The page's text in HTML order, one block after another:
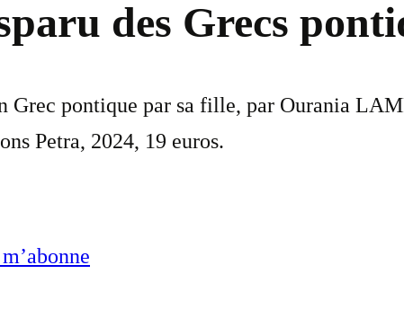
des Grecs
Grec pontique par sa fille, par Ourania
Petra, 2024, 19 euros.